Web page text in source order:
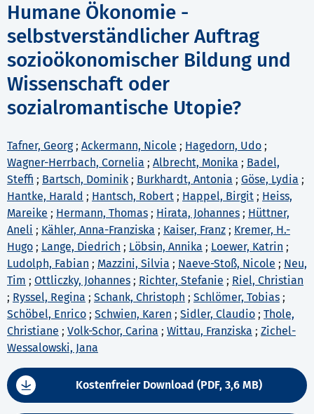
Humane Ökonomie -
selbstverständlicher Auftrag
sozioökonomischer Bildung und
Wissenschaft oder
sozialromantische Utopie?
Tafner, Georg; Ackermann, Nicole ; Hagedorn, Udo ;
Wagner-Herrbach, Cornelia ; Albrecht, Monika ; Badel,
Steffi ; Bartsch, Dominik ; Burkhardt, Antonia ; Göse, Lydia ;
Hantke, Harald ; Hantsch, Robert ; Happel, Birgit ; Heiss,
Mareike ; Hermann, Thomas ; Hirata, Johannes ; Hüttner,
Aneli ; Kähler, Anna-Franziska ; Kaiser, Franz ; Kremer, H.-
Hugo ; Lange, Diedrich ; Löbsin, Annika ; Loewer, Katrin ;
Ludolph, Fabian ; Mazzini, Silvia ; Naeve-Stoß, Nicole ; Neu,
Tim ; Ottliczky, Johannes ; Richter, Stefanie ; Riel, Christian
; Ryssel, Regina ; Schank, Christoph ; Schlömer, Tobias ;
Schöbel, Enrico ; Schwien, Karen ; Sidler, Claudio ; Thole,
Christiane ; Volk-Schor, Carina ; Wittau, Franziska ; Zichel-
Wessalowski, Jana
Kostenfreier Download (PDF, 3,6 MB)